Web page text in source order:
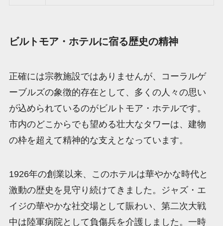
ビルトモア・ホテルに宿る歴史の精神
正確には宗教施設ではありませんが、コーラルゲ
ーブルズの象徴的存在として、多くの人々の思い
が込められているのがビルトモア・ホテルです。
市内のどこからでも望める壮大なタワーは、建物
の枠を超えて精神的な支えとなっています。
1926年の創業以来、このホテルは華やかな時代と
激動の歴史を見守り続けてきました。ジャズ・エ
イジの華やかな社交場として賑わい、第二次大戦
中は陸軍病院として負傷兵を介護しました。一時